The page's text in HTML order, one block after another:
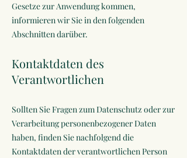
Gesetze zur Anwendung kommen,
informieren wir Sie in den folgenden
Abschnitten darüber.
Kontaktdaten des
Verantwortlichen
Sollten Sie Fragen zum Datenschutz oder zur
Verarbeitung personenbezogener Daten
haben, finden Sie nachfolgend die
Kontaktdaten der verantwortlichen Person